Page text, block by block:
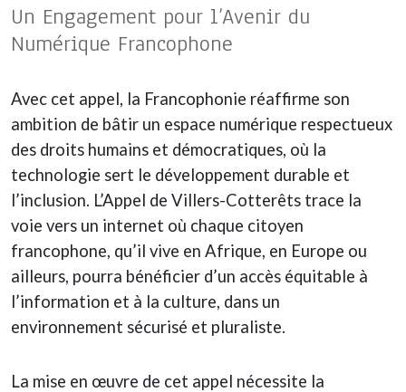
Un Engagement pour l’Avenir du
Numérique Francophone
Avec cet appel, la Francophonie réaffirme son
ambition de bâtir un espace numérique respectueux
des droits humains et démocratiques, où la
technologie sert le développement durable et
l’inclusion. L’Appel de Villers-Cotterêts trace la
voie vers un internet où chaque citoyen
francophone, qu’il vive en Afrique, en Europe ou
ailleurs, pourra bénéficier d’un accès équitable à
l’information et à la culture, dans un
environnement sécurisé et pluraliste.
La mise en œuvre de cet appel nécessite la